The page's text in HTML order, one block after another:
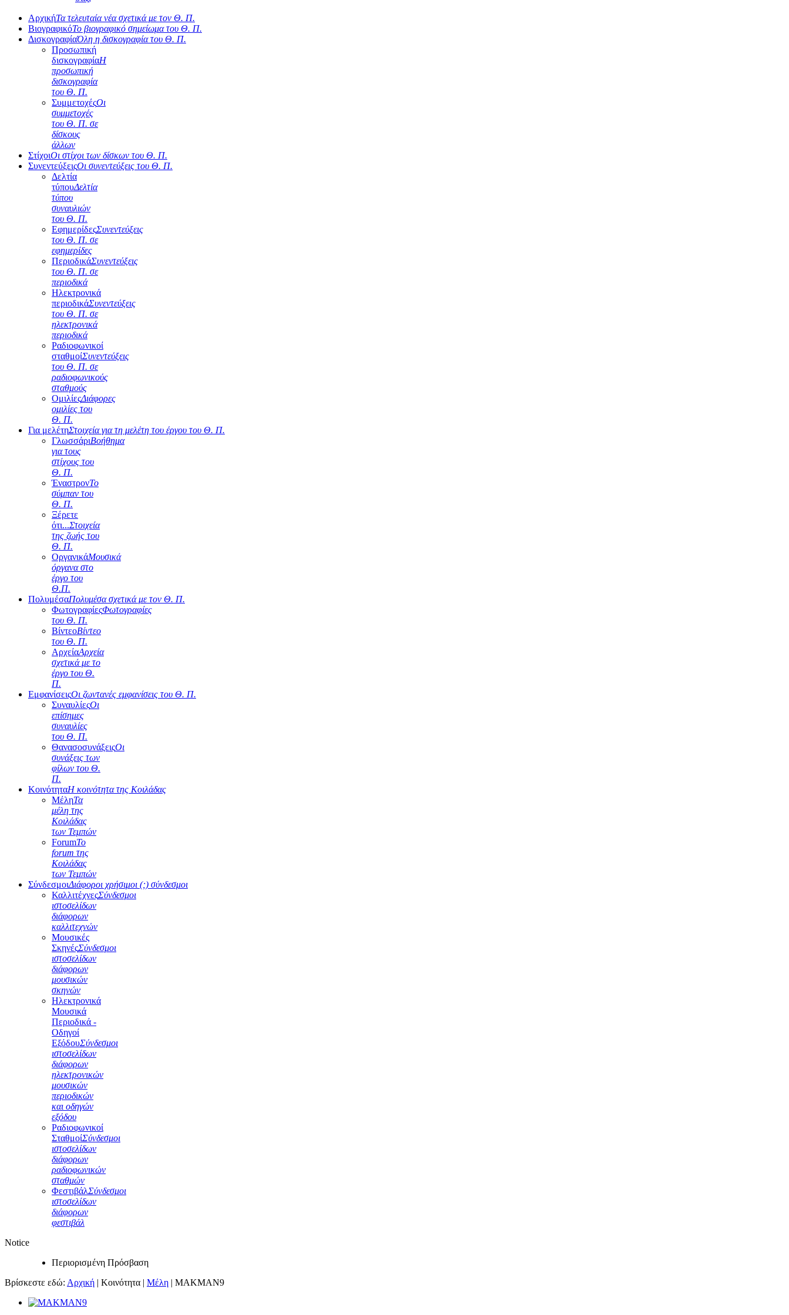
ΑρχικήΤα τελευταία νέα σχετικά με τον Θ. Π.
ΒιογραφικόΤο βιογραφικό σημείωμα του Θ. Π.
ΔισκογραφίαΌλη η δισκογραφία του Θ. Π.
Προσωπική
δισκογραφίαΗ
προσωπική
δισκογραφία
του Θ. Π.
ΣυμμετοχέςΟι
συμμετοχές
του Θ. Π. σε
δίσκους
άλλων
ΣτίχοιΟι στίχοι των δίσκων του Θ. Π.
ΣυνεντεύξειςΟι συνεντεύξεις του Θ. Π.
Δελτία
τύπουΔελτία
τύπου
συναυλιών
του Θ. Π.
ΕφημερίδεςΣυνεντεύξεις
του Θ. Π. σε
εφημερίδες
ΠεριοδικάΣυνεντεύξεις
του Θ. Π. σε
περιοδικά
Ηλεκτρονικά
περιοδικάΣυνεντεύξεις
του Θ. Π. σε
ηλεκτρονικά
περιοδικά
Ραδιοφωνικοί
σταθμοίΣυνεντεύξεις
του Θ. Π. σε
ραδιοφωνικούς
σταθμούς
ΟμιλίεςΔιάφορες
ομιλίες του
Θ. Π.
Για μελέτηΣτοιχεία για τη μελέτη του έργου του Θ. Π.
ΓλωσσάριΒοήθημα
για τους
στίχους του
Θ. Π.
ΈναστρονΤο
σύμπαν του
Θ. Π.
Ξέρετε
ότι...Στοιχεία
της ζωής του
Θ. Π.
ΟργανικάΜουσικά
όργανα στο
έργο του
Θ.Π.
ΠολυμέσαΠολυμέσα σχετικά με τον Θ. Π.
ΦωτογραφίεςΦωτογραφίες
του Θ. Π.
ΒίντεοΒίντεο
του Θ. Π.
ΑρχείαΑρχεία
σχετικά με το
έργο του Θ.
Π.
ΕμφανίσειςΟι ζωντανές εμφανίσεις του Θ. Π.
ΣυναυλίεςΟι
επίσημες
συναυλίες
του Θ. Π.
ΘανασοσυνάξειςΟι
συνάξεις των
φίλων του Θ.
Π.
ΚοινότηταΗ κοινότητα της Κοιλάδας
ΜέληΤα
μέλη της
Κοιλάδας
των Τεμπών
ForumΤο
forum της
Κοιλάδας
των Τεμπών
ΣύνδεσμοιΔιάφοροι χρήσιμοι (;) σύνδεσμοι
ΚαλλιτέχνεςΣύνδεσμοι
ιστοσελίδων
διάφορων
καλλιτεχνών
Μουσικές
ΣκηνέςΣύνδεσμοι
ιστοσελίδων
διάφορων
μουσικών
σκηνών
Ηλεκτρονικά
Μουσικά
Περιοδικά -
Οδηγοί
ΕξόδουΣύνδεσμοι
ιστοσελίδων
διάφορων
ηλεκτρονικών
μουσικών
περιοδικών
και οδηγών
εξόδου
Ραδιοφωνικοί
ΣταθμοίΣύνδεσμοι
ιστοσελίδων
διάφορων
ραδιοφωνικών
σταθμών
ΦεστιβάλΣύνδεσμοι
ιστοσελίδων
διάφορων
φεστιβάλ
Notice
Περιορισμένη Πρόσβαση
Βρίσκεστε εδώ: Αρχική | Κοινότητα | Μέλη | MAKMAN9